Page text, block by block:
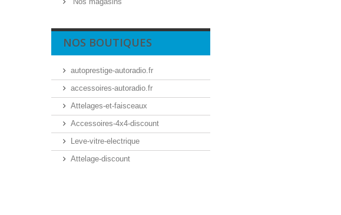
NOS BOUTIQUES
autoprestige-autoradio.fr
accessoires-autoradio.fr
Attelages-et-faisceaux
Accessoires-4x4-discount
Leve-vitre-electrique
Attelage-discount